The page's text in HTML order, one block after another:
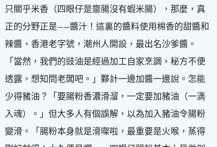
只關乎米香（四眼仔是齋腸沒有蝦米腸），那麼，真
正的分野正是——醬汁！這裏的醬料使用棉香的甜醬和
辣醬，香港老字號，潮州人開設，最出名沙爹醬。
「當然，我們的豉油是經過加工自家烹調，秘方不便
透露，想知問老闆吧。」夥計一邊加醬一邊說。怎能
少得豬油？「要腸粉香濃滑溜，一定要加豬油（一滴
入魂）。」但大多人有個誤解，以為加入豬油令腸粉
變滑。「腸粉本身就是滑㗎啦，最重要是火喉，蒸得